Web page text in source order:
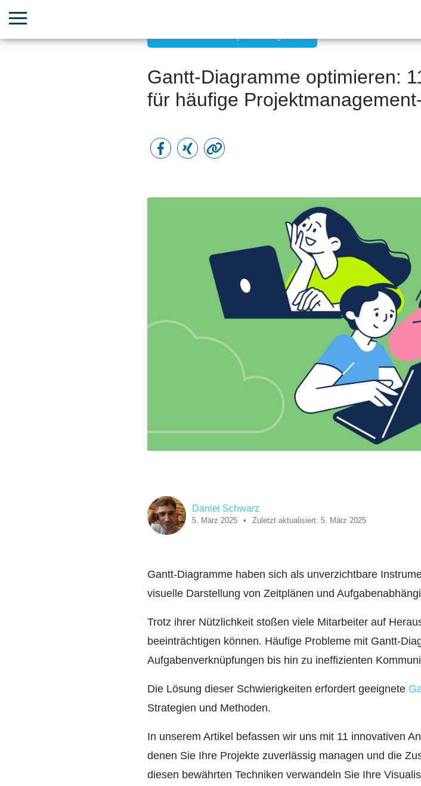
Gantt-Diagramme optimieren:
für häufige
Daniel Schwarz
5. März 2025 Zuletzt aktualisiert: 5. März 2025
Gantt-Diagramme haben sich als unverzichtbare
visuelle Darstellung von Zeitplänen und
Trotz ihrer Nützlichkeit stoßen viele Mitarbeiter auf
beeinträchtigen können. Häufige Probleme mit Gantt-
Aufgabenverknüpfungen bis hin zu ineffizienten
Die Lösung dieser Schwierigkeiten erfordert geeignete
Strategien und Methoden.
In unserem Artikel befassen wir uns mit 11 innovativen
denen Sie Ihre Projekte zuverlässig managen und die
diesen bewährten Techniken verwandeln Sie Ihre